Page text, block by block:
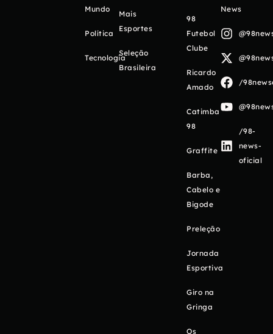
Mundo
Política
Tecnologia
Mais
Esportes
Seleção
Brasileira
98
Futebol
Clube
Ricardo
Amado
Catimba
98
Graffite
Barba,
Cabelo e
Bigode
Preleção
Jornada
Esportiva
Giro na
Gringa
Os
News
/
/98-
news-
oficial